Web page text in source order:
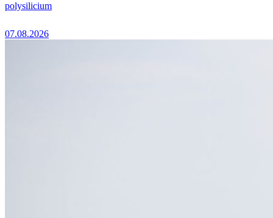
polysilicium
07.08.2026